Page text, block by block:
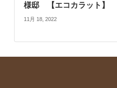
様邸 【エコカラット】
11月 18, 2022